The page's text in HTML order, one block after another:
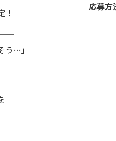
！
￣
う…」
応募方